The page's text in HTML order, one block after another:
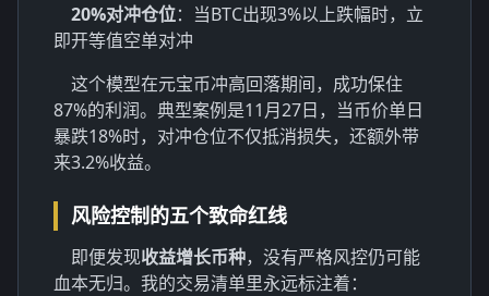
20%对冲仓位：当BTC出现3%以上跌幅时，立
即开等值空单对冲
这个模型在元宝币冲高回落期间，成功保住
87%的利润。典型案例是11月27日，当币价单日
暴跌18%时，对冲仓位不仅抵消损失，还额外带
来3.2%收益。
风险控制的五个致命红线
即便发现收益增长币种，没有严格风控仍可能
血本无归。我的交易清单里永远标注着：